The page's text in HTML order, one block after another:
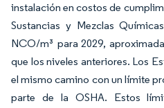
instalación en costos de
Sustancias y Mezclas
NCO/m³ para 2029,
que los niveles anteriores. Los
el mismo camino con un límite
parte de la OSHA. Estos